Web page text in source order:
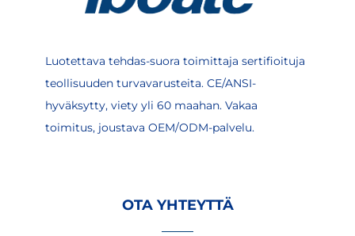
Luotettava tehdas-suora toimittaja sertifioituja
teollisuuden turvavarusteita. CE/ANSI-
hyväksytty, viety yli 60 maahan. Vakaa
toimitus, joustava OEM/ODM-palvelu.
OTA YHTEYTTÄ